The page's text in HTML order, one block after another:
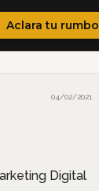
Aclara tu rumbo
04/02/2021